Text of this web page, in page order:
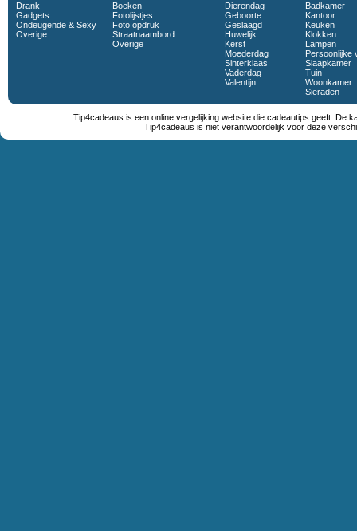
Drank
Gadgets
Ondeugende & Sexy
Overige
Boeken
Fotolijstjes
Foto opdruk
Straatnaambord
Overige
Dierendag
Geboorte
Geslaagd
Huwelijk
Kerst
Moederdag
Sinterklaas
Vaderdag
Valentijn
Badkamer
Kantoor
Keuken
Klokken
Lampen
Persoonlijke
Slaapkamer
Tuin
Woonkamer
Sieraden
Tip4cadeaus is een online vergelijking website die cadeautips geeft. De
Tip4cadeaus is niet verantwoordelijk voor deze